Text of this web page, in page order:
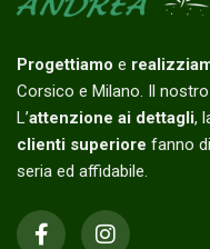
Progettiamo e
Corsico e Milano. Il
L’attenzione ai dettagli,
clienti superiore fanno
seria ed affidabile.